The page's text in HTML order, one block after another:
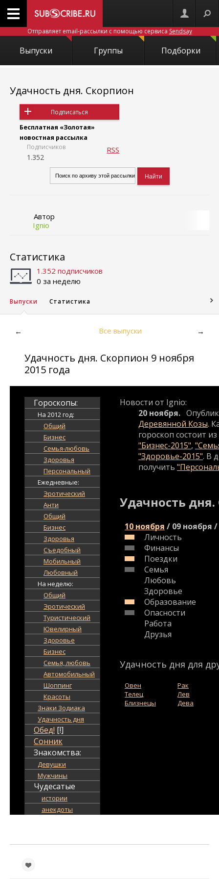
Отправляет email-рассылки с помощью сервиса Sendsay
Выпуски Группы Подборки
Удачность дня. Скорпион
Подписаться
Бесплатная «Золотая»
новостная рассылка
Подписчиков
1.352
RSS
Автор
Ignio
Статистика
1.352 подписчиков
0 за неделю
Выпуски Статистика
← Все выпуски →
Удачность дня. Скорпион 9 ноября
2015 года
Гороскопы:
На 2012 год:
Общий
Бизнес
Семья-любовь
Здоровья
Персональный
Ежедневные:
Эротический
Анти
Общий
Бизнес
Здоровья
Съедобный
Мобильный
Любовный
На неделю:
Общий
Эротический
Туристический
Ювелирный
Здоровье
Бизнес
Семья, любовь
Автомобильный
Шоппинг
Красоты
Знаки Зодиака
Удачность дня
Обед! [!]
Сонник
Знакомства:
Девушки
Мужчины
Чудесатые
истории
анекдоты
Новости от Ignio:
20 ноября.
Деревянной Козы.
гороскоп состоит
"Бизнес-2015",
"Здоровье-2015". В
получить
Удачность
10 ноября / 09 ноября /
Личность
Финансы
Поездки
Семья
Любовь
Здоровье
Образование
Опасности
Работа
Друзья
Удачность дня для
Овен
Телец
Близнецы
Рак
Лев
Дева